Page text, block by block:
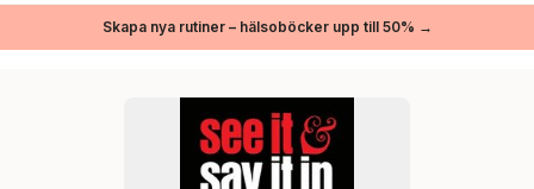
Skapa nya rutiner – hälsoböcker upp till 50% →